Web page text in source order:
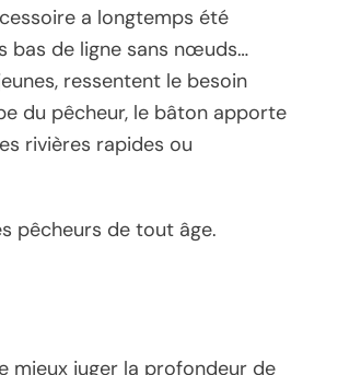
a longtemps été
bas de ligne sans nœuds…
ressentent le besoin
du pêcheur, le bâton apporte
rivières rapides ou
pêcheurs de tout âge.
mieux juger la profondeur de